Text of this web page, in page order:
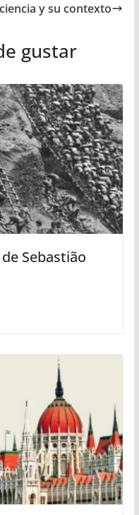
y su contexto
gustar
Sebastião